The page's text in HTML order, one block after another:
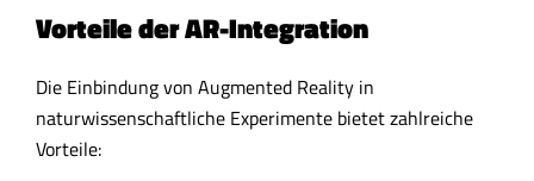
Vorteile der AR-Integration
Die Einbindung von Augmented Reality in
naturwissenschaftliche Experimente bietet zahlreiche
Vorteile: